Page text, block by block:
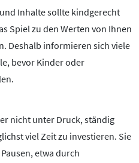
Inhalte sollte kindgerecht
Spiel zu den Werten von Ihnen
Deshalb informieren sich viele
bevor Kinder oder
nicht unter Druck, ständig
viel Zeit zu investieren. Sie
etwa durch